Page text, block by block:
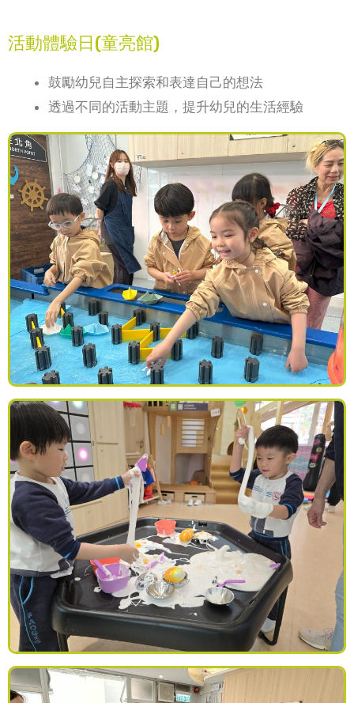
活動體驗日(童亮館)
鼓勵幼兒自主探索和表達自己的想法
透過不同的活動主題，提升幼兒的生活經驗